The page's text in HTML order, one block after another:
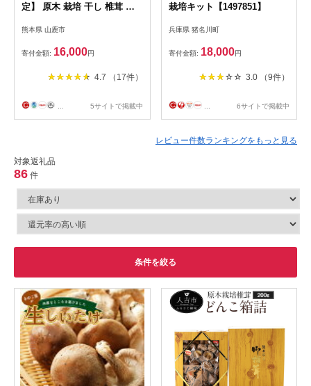
定】 原木 栽培 干し 椎茸 ど
園】[ZBN001]
熊本県 山鹿市
寄付金額: 16,000円
4.7 （17件）
... 5サイトで掲載中
栽培キット【1497851】
兵庫県 猪名川町
寄付金額: 18,000円
3.0 （9件）
... 6サイトで掲載中
レビュー件数ランキングをもっと見る
対象返礼品
86 件
条件を絞る